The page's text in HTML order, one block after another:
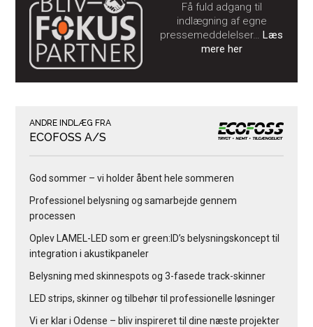
Få fuld adgang til
indlægning af egne
pressemeddelelser…Læs
mere her
ANDRE INDLÆG FRA
ECOFOSS A/S
God sommer – vi holder åbent hele sommeren
Professionel belysning og samarbejde gennem
processen
Oplev LAMEL-LED som er green:ID’s belysningskoncept til
integration i akustikpaneler
Belysning med skinnespots og 3-fasede track-skinner
LED strips, skinner og tilbehør til professionelle løsninger
Vi er klar i Odense – bliv inspireret til dine næste projekter